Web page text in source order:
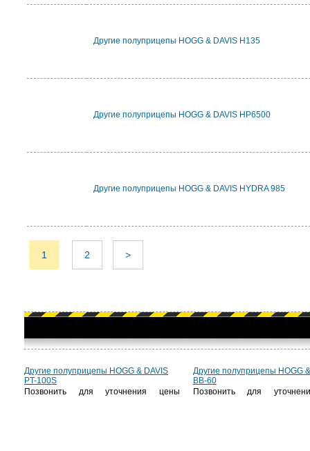
Другие полуприцепы HOGG & DAVIS H135
Другие полуприцепы HOGG & DAVIS HP6500
Другие полуприцепы HOGG & DAVIS HYDRA 985
1 2 >
Другие полуприцепы HOGG & DAVIS
PT-100S
Позвонить для уточнения цены
Другие полуприцепы HOGG
BB-60
Позвонить для